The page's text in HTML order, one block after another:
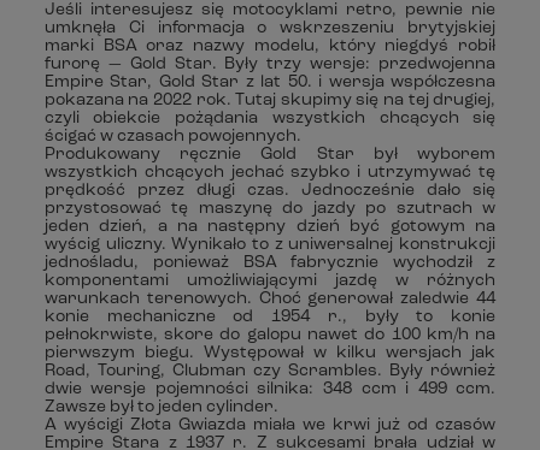
Jeśli interesujesz się motocyklami retro, pewnie nie
umknęła Ci informacja o wskrzeszeniu brytyjskiej
marki BSA oraz nazwy modelu, który niegdyś robił
furorę — Gold Star. Były trzy wersje: przedwojenna
Empire Star, Gold Star z lat 50. i wersja współczesna
pokazana na 2022 rok. Tutaj skupimy się na tej drugiej,
czyli obiekcie pożądania wszystkich chcących się
ścigać w czasach powojennych.
Produkowany ręcznie Gold Star był wyborem
wszystkich chcących jechać szybko i utrzymywać tę
prędkość przez długi czas. Jednocześnie dało się
przystosować tę maszynę do jazdy po szutrach w
jeden dzień, a na następny dzień być gotowym na
wyścig uliczny. Wynikało to z uniwersalnej konstrukcji
jednośladu, ponieważ BSA fabrycznie wychodził z
komponentami umożliwiającymi jazdę w różnych
warunkach terenowych. Choć generował zaledwie 44
konie mechaniczne od 1954 r., były to konie
pełnokrwiste, skore do galopu nawet do 100 km/h na
pierwszym biegu. Występował w kilku wersjach jak
Road, Touring, Clubman czy Scrambles. Były również
dwie wersje pojemności silnika: 348 ccm i 499 ccm.
Zawsze był to jeden cylinder.
A wyścigi Złota Gwiazda miała we krwi już od czasów
Empire Stara z 1937 r. Z sukcesami brała udział w